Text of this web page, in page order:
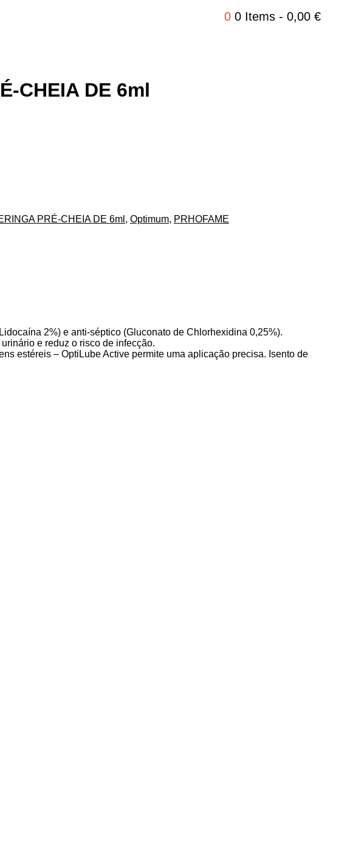
0 0 Items- 0,00 €
CHEIA DE 6ml
PRÉ-CHEIA DE 6ml , Optimum, PRHOFAME
2%) e anti-séptico (Gluconato de Chlorhexidina 0,25%).
e reduz o risco de infecção.
estéreis – OptiLube Active permite uma aplicação precisa. Isento de